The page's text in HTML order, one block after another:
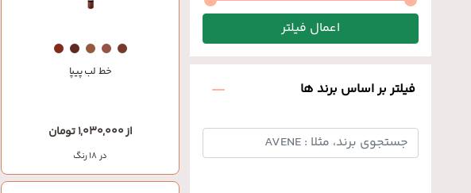
اعمال فیلتر
فیلتر بر اساس برند ها
خط لب پیپا
از 1,030,000 تومان
در 18 رنگ